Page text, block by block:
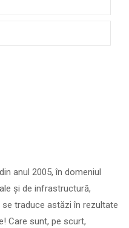
anul 2005, în domeniul
și de infrastructură,
traduce astăzi în rezultate
Care sunt, pe scurt,